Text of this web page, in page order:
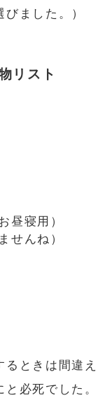
ました。）
リスト
昼寝用）
せんね）
ときは間違え
必死でした。